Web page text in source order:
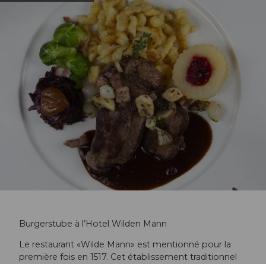
Burgerstube à l’Hotel Wilden Mann
Le restaurant «Wilde Mann» est mentionné pour la
première fois en 1517. Cet établissement traditionnel